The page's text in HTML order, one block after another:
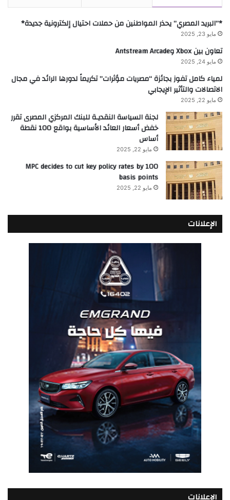
*”البريد المصري” يحذر المواطنين من حملات احتيال إلكترونية جديدة*
مايو 23, 2025
تعاون بين Xbox وAntstream Arcade
مايو 24, 2025
لمياء كامل تفوز بجائزة “مصريات مؤثرات” تكريماً لدورها الرائد في مجال
الاتصالات والتأثير الإيجابي
مايو 22, 2025
لجنة السياسة النقديـة للبنك المركزي المصرى تقرر
خفض أسعار العائد الأساسية بواقع 100 نقطة
أساس
مايو 22, 2025
MPC decides to cut key policy rates by 100
basis points
مايو 22, 2025
الإعلانات
الإعلانات